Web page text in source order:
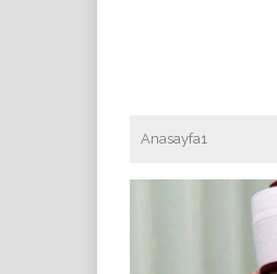
Anasayfa1